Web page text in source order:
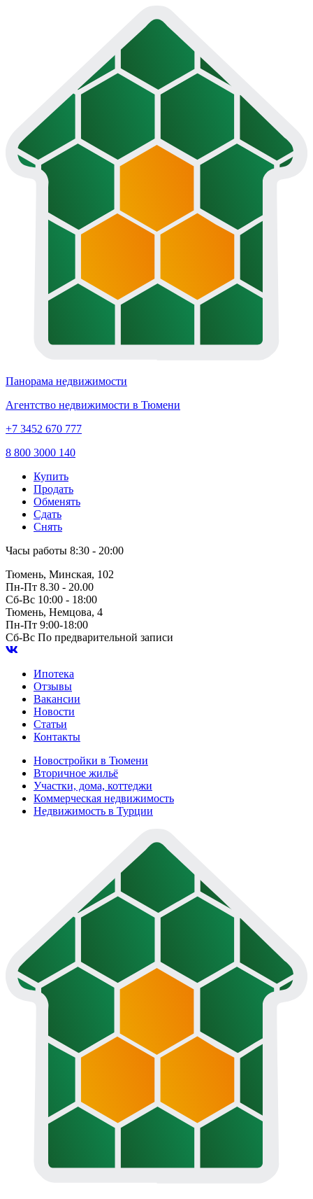
Панорама недвижимости
Агентство недвижимости в Тюмени
+7 3452 670 777
8 800 3000 140
Купить
Продать
Обменять
Сдать
Снять
Часы работы 8:30 - 20:00
Тюмень, Минская, 102
Пн-Пт 8.30 - 20.00
Сб-Вс 10:00 - 18:00
Тюмень, Немцова, 4
Пн-Пт 9:00-18:00
Сб-Вс По предварительной записи
Ипотека
Отзывы
Вакансии
Новости
Статьи
Контакты
Новостройки в Тюмени
Вторичное жильё
Участки, дома, коттеджи
Коммерческая недвижимость
Недвижимость в Турции